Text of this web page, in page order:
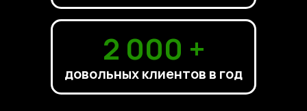
2 000 +
довольных клиентов в год